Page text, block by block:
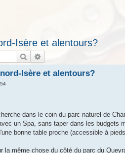
Isère et alentours?
Rechercher
Isère et alentours?
dans le coin du parc naturel de
un Spa, sans taper dans les budgets
bonne table proche (accessible à
la même chose du côté du parc du